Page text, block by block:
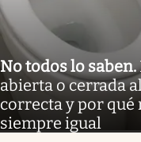
No todos lo saben.
abierta o cerrada
correcta y por
siempre igual